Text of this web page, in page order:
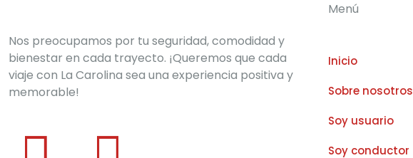
Nos preocupamos por tu seguridad, comodidad y
bienestar en cada trayecto. ¡Queremos que cada
viaje con La Carolina sea una experiencia positiva y
memorable!
Menú
Inicio
Sobre nosotros
Soy usuario
Soy conductor